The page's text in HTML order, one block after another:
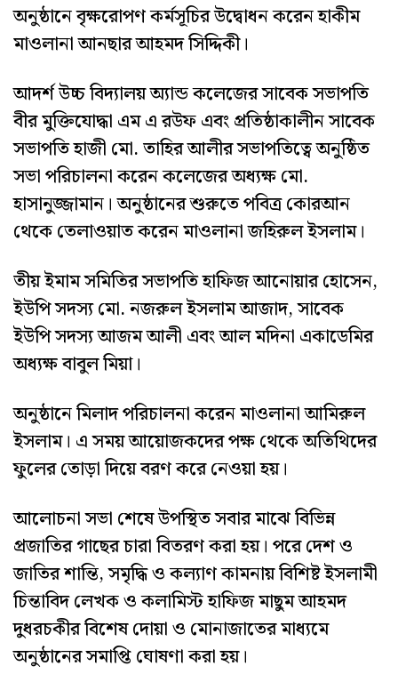
অনুষ্ঠানে বৃক্ষরোপণ কর্মসূচির উদ্বোধন করেন হাকীম
মাওলানা আনছার আহমদ সিদ্দিকী।
আদর্শ উচ্চ বিদ্যালয় অ্যান্ড কলেজের সাবেক সভাপতি
বীর মুক্তিযোদ্ধা এম এ রউফ এবং প্রতিষ্ঠাকালীন সাবেক
সভাপতি হাজী মো. তাহির আলীর সভাপতিত্বে অনুষ্ঠিত
সভা পরিচালনা করেন কলেজের অধ্যক্ষ মো.
হাসানুজ্জামান। অনুষ্ঠানের শুরুতে পবিত্র কোরআন
থেকে তেলাওয়াত করেন মাওলানা জহিরুল ইসলাম।
তীয় ইমাম সমিতির সভাপতি হাফিজ আনোয়ার হোসেন,
ইউপি সদস্য মো. নজরুল ইসলাম আজাদ, সাবেক
ইউপি সদস্য আজম আলী এবং আল মদিনা একাডেমির
অধ্যক্ষ বাবুল মিয়া।
অনুষ্ঠানে মিলাদ পরিচালনা করেন মাওলানা আমিরুল
ইসলাম। এ সময় আয়োজকদের পক্ষ থেকে অতিথিদের
ফুলের তোড়া দিয়ে বরণ করে নেওয়া হয়।
আলোচনা সভা শেষে উপস্থিত সবার মাঝে বিভিন্ন
প্রজাতির গাছের চারা বিতরণ করা হয়। পরে দেশ ও
জাতির শান্তি, সমৃদ্ধি ও কল্যাণ কামনায় বিশিষ্ট ইসলামী
চিন্তাবিদ লেখক ও কলামিস্ট হাফিজ মাছুম আহমদ
দুধরচকীর বিশেষ দোয়া ও মোনাজাতের মাধ্যমে
অনুষ্ঠানের সমাপ্তি ঘোষণা করা হয়।